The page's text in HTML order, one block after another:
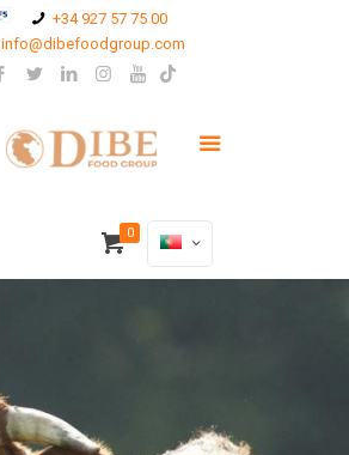
+34 927 57 75 00
info@dibefoodgroup.com
0